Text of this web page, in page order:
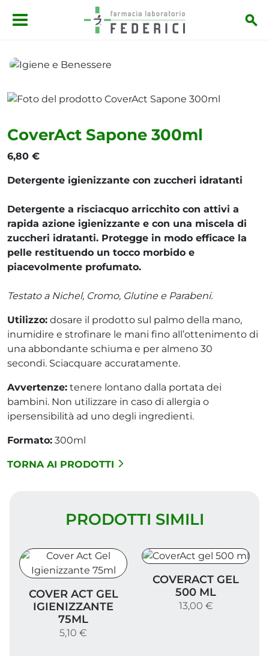
Salta al contenuto principale
CoverAct Sapone 300ml
6,80 €
Detergente igienizzante con zuccheri idratanti
Detergente a risciacquo arricchito con attivi a
rapida azione igienizzante e con una miscela di
zuccheri idratanti. Protegge in modo efficace la
pelle restituendo un tocco morbido e
piacevolmente profumato.
Testato a Nichel, Cromo, Glutine e Parabeni.
Utilizzo: dosare il prodotto sul palmo della mano,
inumidire e strofinare le mani fino all’ottenimento di
una abbondante schiuma e per almeno 30
secondi. Sciacquare accuratamente.
Avvertenze: tenere lontano dalla portata dei
bambini. Non utilizzare in caso di allergia o
ipersensibilità ad uno degli ingredienti.
Formato: 300ml
TORNA AI PRODOTTI
PRODOTTI SIMILI
Cover Act Gel Igienizzante 75ml
COVER ACT GEL
IGIENIZZANTE
75ML
5,10 €
COVERACT GEL
500 ML
13,00 €